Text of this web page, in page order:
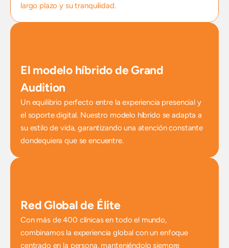
largo plazo y su tranquilidad.
El modelo híbrido de Grand
Audition
Un equilibrio perfecto entre la experiencia presencial y
el soporte digital. Nuestro modelo híbrido se adapta a
su estilo de vida, garantizando una atención constante
dondequiera que se encuentre.
Red Global de Élite
Con más de 400 clínicas en todo el mundo,
combinamos la experiencia global con un enfoque
centrado en la persona, manteniéndolo siempre